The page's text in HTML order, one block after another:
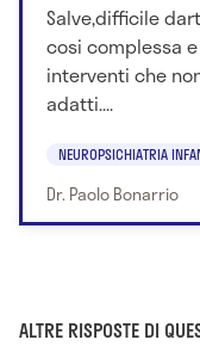
Salve,difficile
cosi complessa
interventi che
adatti....
NEUROPSICHIATRIA
Dr. Paolo Bonarrio
ALTRE RISPOSTE DI